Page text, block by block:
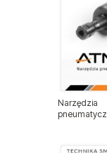
Narzędzia